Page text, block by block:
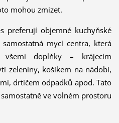
mohou zmizet.
preferují objemné kuchyňské
mycí centra, která
všemi doplňky – krájecím
zeleniny, košíkem na nádobí,
drtičem odpadků apod. Tato
ve volném prostoru